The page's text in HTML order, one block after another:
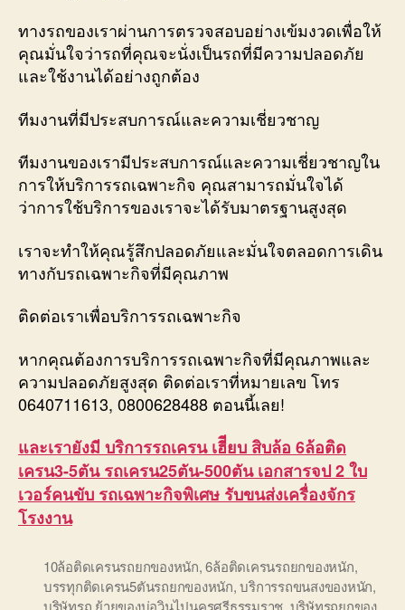
ทางรถของเราผ่านการตรวจสอบอย่างเข้มงวดเพื่อให้
คุณมั่นใจว่ารถที่คุณจะนั่งเป็นรถที่มีความปลอดภัย
และใช้งานได้อย่างถูกต้อง
ทีมงานที่มีประสบการณ์และความเชี่ยวชาญ
ทีมงานของเรามีประสบการณ์และความเชี่ยวชาญใน
การให้บริการรถเฉพาะกิจ คุณสามารถมั่นใจได้
ว่าการใช้บริการของเราจะได้รับมาตรฐานสูงสุด
เราจะทำให้คุณรู้สึกปลอดภัยและมั่นใจตลอดการเดิน
ทางกับรถเฉพาะกิจที่มีคุณภาพ
ติดต่อเราเพื่อบริการรถเฉพาะกิจ
หากคุณต้องการบริการรถเฉพาะกิจที่มีคุณภาพและ
ความปลอดภัยสูงสุด ติดต่อเราที่หมายเลข โทร
0640711613, 0800628488 ตอนนี้เลย!
และเรายังมี บริการรถเครน เฮีียบ สิบล้อ 6ล้อติด
เครน3-5ตัน รถเครน25ตัน-500ตัน เอกสารจป 2 ใบ
เวอร์คนขับ รถเฉพาะกิจพิเศษ รับขนส่งเครื่องจักร
โรงงาน
10ล้อติดเครนรถยกของหนัก,6ล้อติดเครนรถยกของหนัก,
บรรทุกติดเครน5ตันรถยกของหนัก,บริการรถขนสงของหนัก,
บริษัทรถ ย้ายของบ่อวินไปนครศรีธรรมราช บริษัทรถยกของ